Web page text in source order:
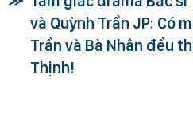
và Quỳnh Trần JP: Có
Trần và Bà Nhân đều
Thịnh!